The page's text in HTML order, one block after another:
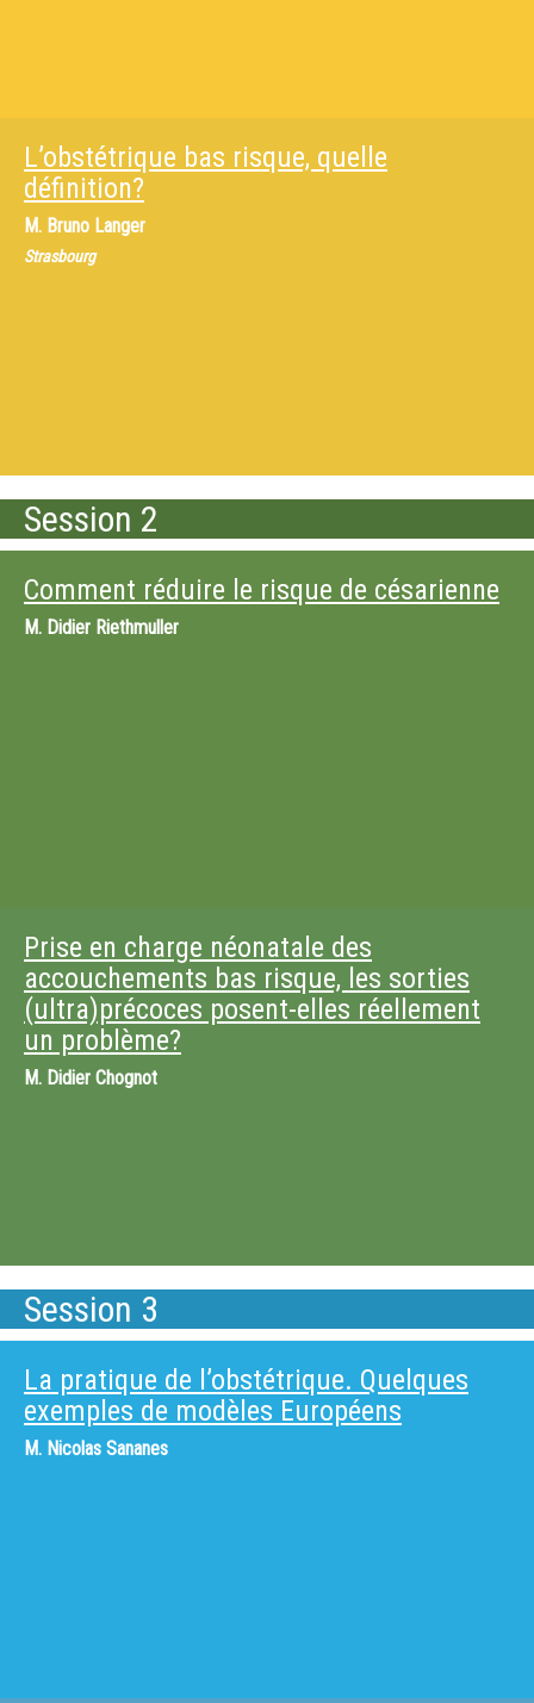
L’obstétrique bas risque, quelle
définition?
M. Bruno Langer
Strasbourg
Session 2
Comment réduire le risque de césarienne
M. Didier Riethmuller
Prise en charge néonatale des
accouchements bas risque, les sorties
(ultra)précoces posent-elles réellement
un problème?
M. Didier Chognot
Session 3
La pratique de l’obstétrique. Quelques
exemples de modèles Européens
M. Nicolas Sananes